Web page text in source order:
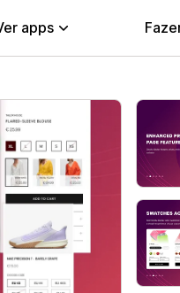
apps